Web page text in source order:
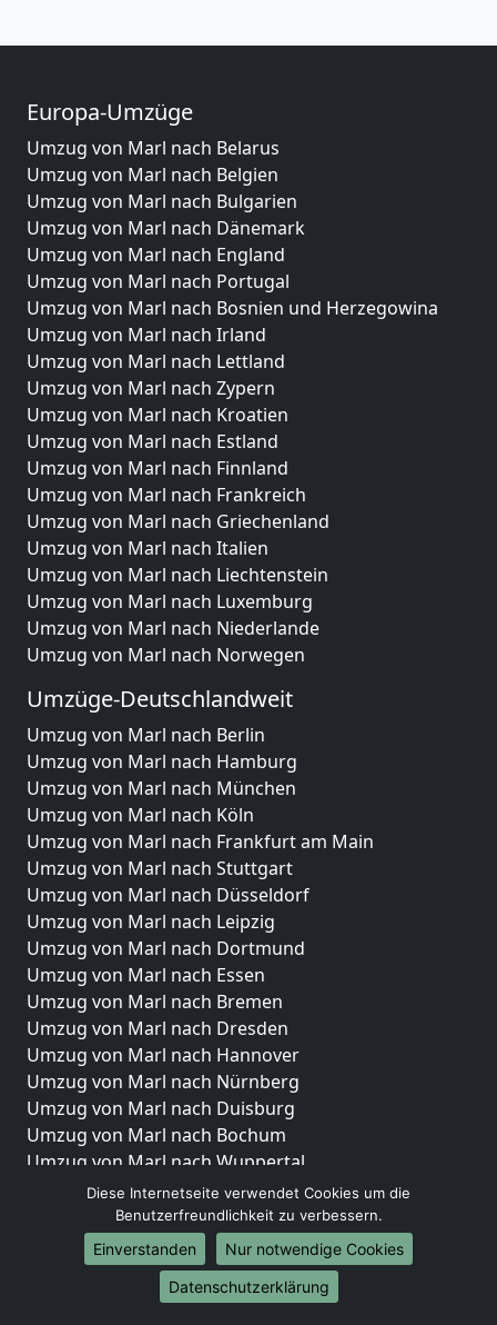
Europa-Umzüge
Umzug von Marl nach Belarus
Umzug von Marl nach Belgien
Umzug von Marl nach Bulgarien
Umzug von Marl nach Dänemark
Umzug von Marl nach England
Umzug von Marl nach Portugal
Umzug von Marl nach Bosnien und Herzegowina
Umzug von Marl nach Irland
Umzug von Marl nach Lettland
Umzug von Marl nach Zypern
Umzug von Marl nach Kroatien
Umzug von Marl nach Estland
Umzug von Marl nach Finnland
Umzug von Marl nach Frankreich
Umzug von Marl nach Griechenland
Umzug von Marl nach Italien
Umzug von Marl nach Liechtenstein
Umzug von Marl nach Luxemburg
Umzug von Marl nach Niederlande
Umzug von Marl nach Norwegen
Umzüge-Deutschlandweit
Umzug von Marl nach Berlin
Umzug von Marl nach Hamburg
Umzug von Marl nach München
Umzug von Marl nach Köln
Umzug von Marl nach Frankfurt am Main
Umzug von Marl nach Stuttgart
Umzug von Marl nach Düsseldorf
Umzug von Marl nach Leipzig
Umzug von Marl nach Dortmund
Umzug von Marl nach Essen
Umzug von Marl nach Bremen
Umzug von Marl nach Dresden
Umzug von Marl nach Hannover
Umzug von Marl nach Nürnberg
Umzug von Marl nach Duisburg
Umzug von Marl nach Bochum
Umzug von Marl nach Wuppertal
Umzug von Marl nach Bielefeld
Umzug von Marl nach Bonn
Umzug von Marl nach Münster
Internationale-Umzüge
Diese Internetseite verwendet Cookies um die
Benutzerfreundlichkeit zu verbessern.
Einverstanden
Nur notwendige Cookies
Datenschutzerklärung